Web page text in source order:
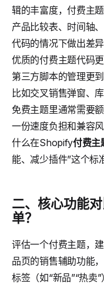
辑的丰富度，付费主
产品比较表、时间轴
代码的情况下做出差
优质的付费主题代码
第三方脚本的管理更
比如交叉销售弹窗、
免费主题里通常需要
一份速度负担和兼容
什么在Shopify付费主
能、减少插件”这个标
二、核心功能
单？
评估一个付费主题，
品页的销售辅助功能
标签（如“新品”“热卖